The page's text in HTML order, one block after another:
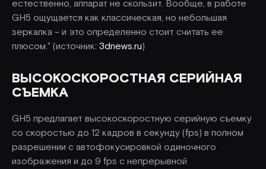
естественно, аппарат не скользит. Вообще, в работе
GH5 ощущается как классическая, но небольшая
зеркалка – и это определенно стоит считать ее
плюсом." (источник: 3dnews.ru)
ВЫСОКОСКОРОСТНАЯ СЕРИЙНАЯ
СЪЕМКА
GH5 предлагает высокоскоростную серийную съемку
со скоростью до 12 кадров в секунду (fps) в полном
разрешении с автофокусировкой одиночного
изображения и до 9 fps с непрерывной